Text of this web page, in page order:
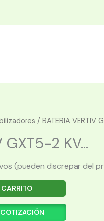
/ BATERIA VERTIV
GXT5-2 KV...
(pueden discrepar del